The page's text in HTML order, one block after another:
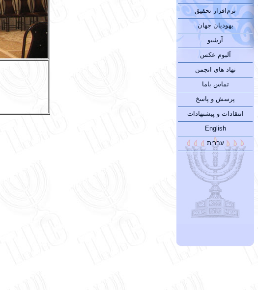
نرم‌افزار تحقیق
یهودیان جهان
آرشیو
آلبوم عکس
نهاد های انجمن
تماس باما
پرسش و پاسخ
انتقادات و پیشنهادات
English
עברית